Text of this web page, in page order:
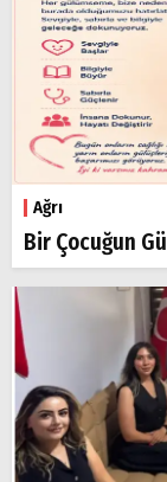
Ağrı
Bir Çocuğun